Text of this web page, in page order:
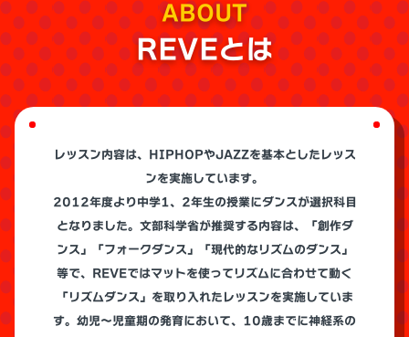
ABOUT
REVEとは
レッスン内容は、HIPHOPやJAZZを基本としたレッス
ンを実施しています。
2012年度より中学1、2年生の授業にダンスが選択科目
となりました。文部科学省が推奨する内容は、「創作ダ
ンス」「フォークダンス」「現代的なリズムのダンス」
等で、REVEではマットを使ってリズムに合わせて動く
「リズムダンス」を取り入れたレッスンを実施していま
す。幼児～児童期の発育において、10歳までに神経系の